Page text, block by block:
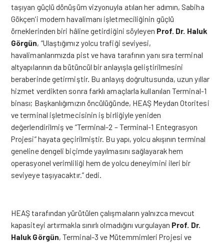
taşıyan güçlü dönüşüm vizyonuyla atılan her adımın, Sabiha
Gökçen’i modern havalimanı işletmeciliğinin güçlü
örneklerinden biri hâline getirdiğini söyleyen Prof. Dr. Haluk
Görgün, “Ulaştığımız yolcu trafiği seviyesi,
havalimanlarımızda pist ve hava tarafının yanı sıra terminal
altyapılarının da bütüncül bir anlayışla geliştirilmesini
beraberinde getirmiştir. Bu anlayış doğrultusunda, uzun yıllar
hizmet verdikten sonra farklı amaçlarla kullanılan Terminal-1
binası; Başkanlığımızın öncülüğünde, HEAŞ Meydan Otoritesi
ve terminal işletmecisinin iş birliğiyle yeniden
değerlendirilmiş ve “Terminal-2 – Terminal-1 Entegrasyon
Projesi”hayata geçirilmiştir. Bu yapı, yolcu akışının terminal
geneline dengeli biçimde yayılmasını sağlayarak hem
operasyonel verimliliği hem de yolcu deneyimini ileri bir
seviyeyetaşıyacaktır.” dedi.
HEAŞ tarafından yürütülen çalışmaların yalnızca mevcut
kapasiteyi artırmakla sınırlı olmadığını vurgulayan Prof. Dr.
Haluk Görgün, Terminal-3 ve Mütemmimleri Projesi ve